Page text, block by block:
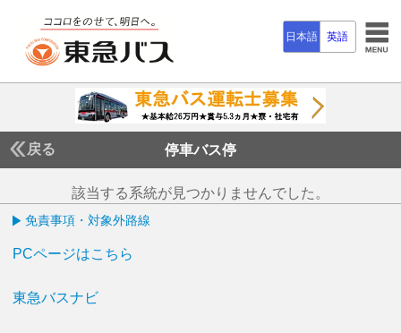
日本語 英語
戻る 停車バス停
該当する系統が見つかりませんでした。
免責事項・対象外路線
PCページはこちら
東急バスナビ